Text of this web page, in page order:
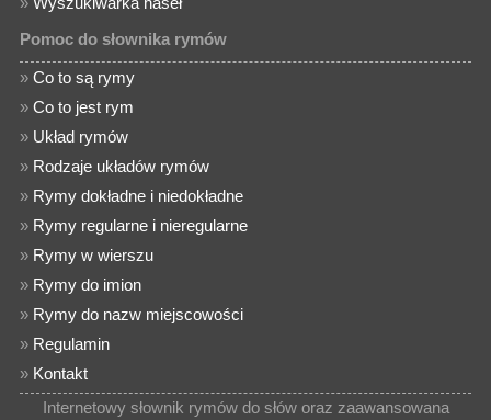
Pomoc do słownika rymów
»Co to są rymy
»Co to jest rym
» Układ rymów
» Rodzaje układów rymów
» Rymy dokładne i niedokładne
» Rymy regularne i nieregularne
» Rymy w wierszu
» Rymy do imion
» Rymy do nazw miejscowości
» Regulamin
» Kontakt
Internetowy słownik rymów do słów oraz zaawansowana